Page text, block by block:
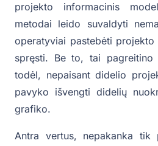
projekto informacinis
metodai leido suvaldyti
operatyviai pastebėti
spręsti. Be to, tai pagreitino
todėl, nepaisant didelio
pavyko išvengti didelių
grafiko.
Antra vertus, nepakanka tik